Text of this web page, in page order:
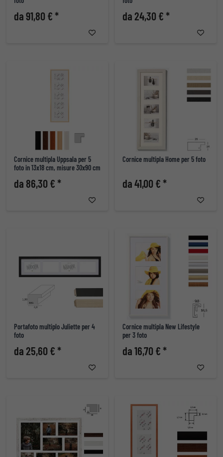
da 91,80 € * da 24,30 € *
Cornice multipla Uppsala per 5
foto in 13x18 cm, misure 30x90 cm
da 86,30 € *
Cornice multipla Home per 5 foto
da 41,00 € *
Portafoto multiplo Juliette per 4
foto
da 25,60 € *
Cornice multipla New Lifestyle
per 3 foto
da 16,70 € *